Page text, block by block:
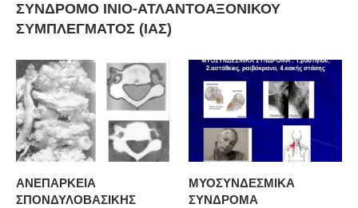
ΣΥΝΔΡΟΜΟ ΙΝΙΟ-ΑΤΛΑΝΤΟΑΞΟΝΙΚΟΥ
ΣΥΜΠΛΕΓΜΑΤΟΣ (ΙΑΣ)
ΑΝΕΠΑΡΚΕΙΑ
ΣΠΟΝΔΥΛΟΒΑΣΙΚΗΣ
ΜΥΟΣΥΝΔΕΣΜΙΚΑ
ΣΥΝΔΡΟΜΑ